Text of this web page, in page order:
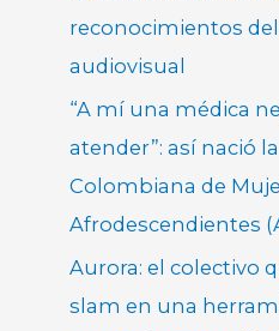
reconocimientos
audiovisual
“A mí una médica
atender”: así nació
Colombiana de
Afrodescendientes
Aurora: el colectivo
slam en una